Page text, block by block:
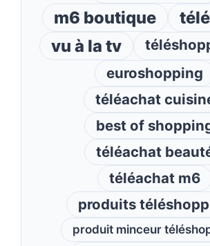
m6 boutique
vu à la tv
euroshopping
téléachat
best of
téléachat
téléachat m6
produits
produit minceur